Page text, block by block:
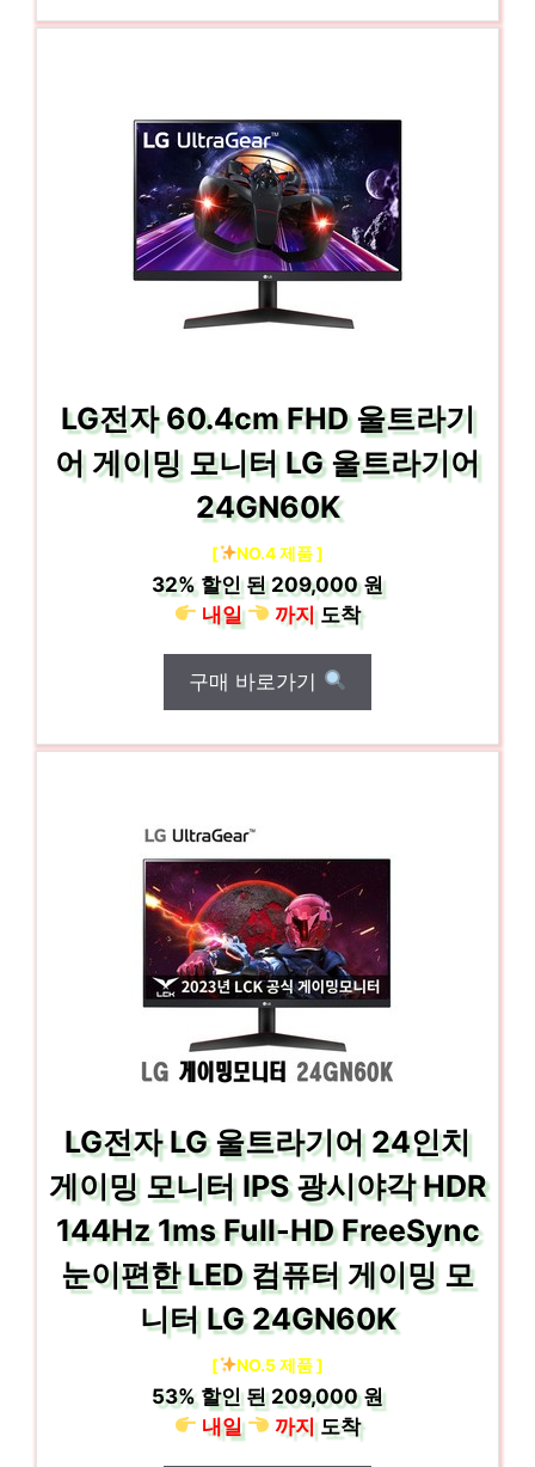
LG전자 60.4cm FHD 울트라기
어 게이밍 모니터 LG 울트라기어
24GN60K
[ NO.4 제품 ]
32% 할인 된209,000 원
내일
까지도착
구매 바로가기
LG전자 LG 울트라기어 24인치
게이밍 모니터 IPS 광시야각 HDR
144Hz 1ms Full-HD FreeSync
눈이편한 LED 컴퓨터 게이밍 모
니터 LG 24GN60K
[ NO.5 제품 ]
53% 할인 된209,000 원
내일
까지도착